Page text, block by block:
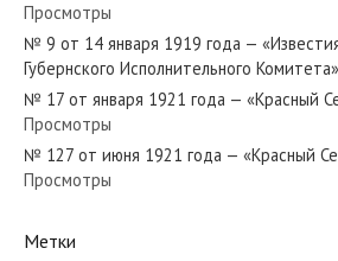
№ 23 от января 1939 года — «Красный
№ 281 от декабря 1987 года —
Просмотры
№ 9 от 14 января 1919 года —
Губернского Исполнительного Комитета»
№ 17 от января 1921 года — «Красный
Просмотры
№ 127 от июня 1921 года — «Красный
Просмотры
Метки